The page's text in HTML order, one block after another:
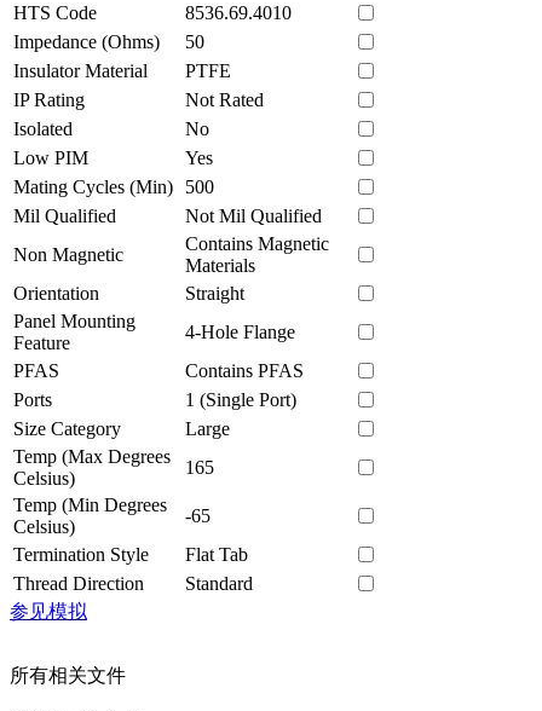
HTS Code
8536.69.4010
Impedance (Ohms)
50
Insulator Material
PTFE
IP Rating
Not Rated
Isolated
No
Low PIM
Yes
Mating Cycles (Min)
500
Mil Qualified
Not Mil Qualified
Non Magnetic
Contains Magnetic
Materials
Orientation
Straight
Panel Mounting
Feature
4-Hole Flange
PFAS
Contains PFAS
Ports
1 (Single Port)
Size Category
Large
Temp (Max Degrees
Celsius)
165
Temp (Min Degrees
Celsius)
-65
Termination Style
Flat Tab
Thread Direction
Standard
参见模拟
所有相关文件